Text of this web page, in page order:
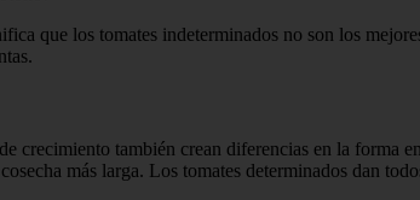
que los tomates indeterminados no son los
crecimiento también crean diferencias en la forma
más larga. Los tomates determinados dan